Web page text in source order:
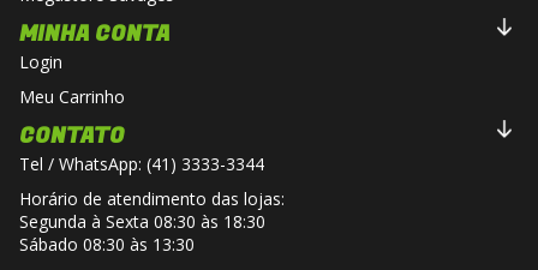
MINHA CONTA
Login
Meu Carrinho
CONTATO
Tel / WhatsApp: (41) 3333-3344
Horário de atendimento das lojas:
Segunda à Sexta 08:30 às 18:30
Sábado 08:30 às 13:30